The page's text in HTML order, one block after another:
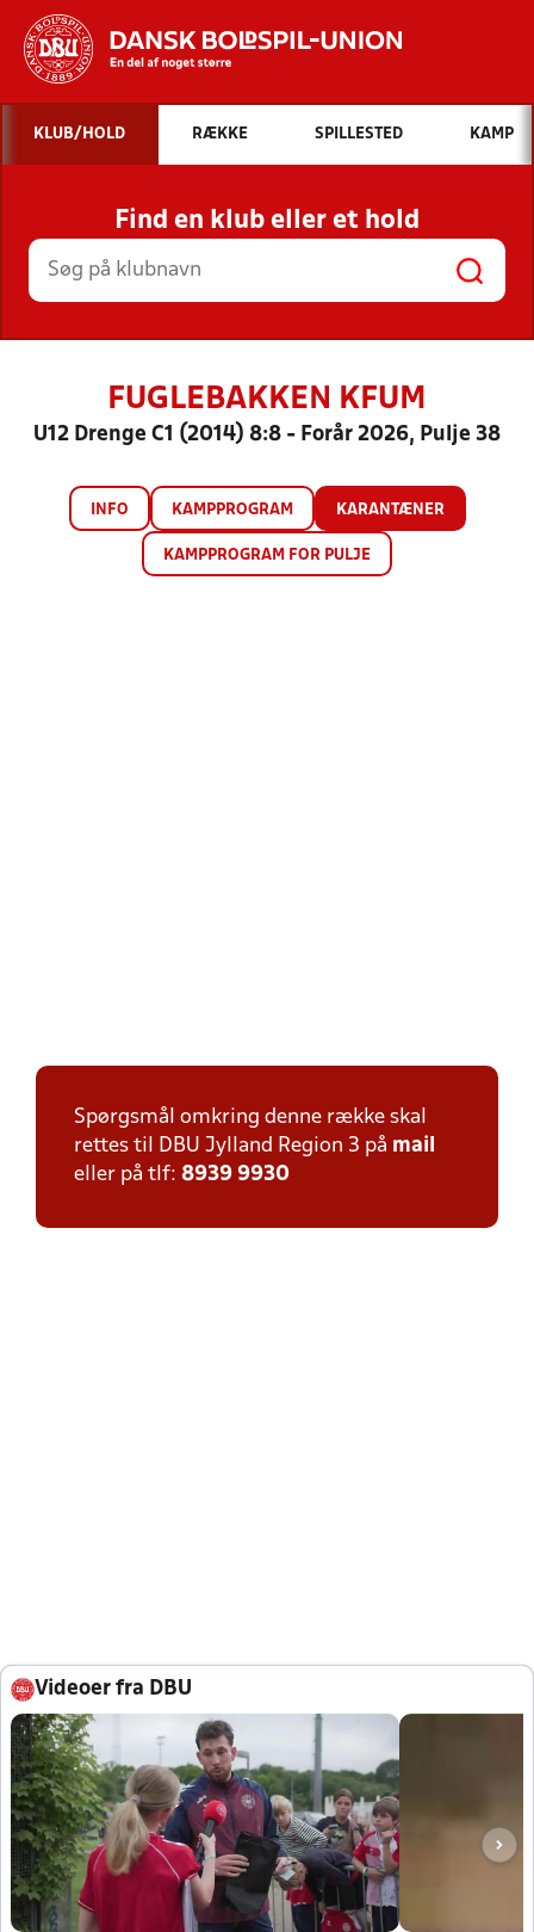
Hvad vil du søge efter?
INDHOLD OG NYHEDER
STILLINGER, RESULTATER, KLUBBER OG
HOLD
KLUB/HOLD RÆKKE SPILLESTED KAMP
Find en klub eller et hold
FUGLEBAKKEN KFUM
U12 Drenge C1 (2014) 8:8 - Forår 2026, Pulje 38
INFO KAMPPROGRAM KARANTÆNER
KAMPPROGRAM FOR PULJE
Spørgsmål omkring denne række skal
rettes til DBU Jylland Region 3 på mail
eller på tlf: 8939 9930
Videoer fra DBU